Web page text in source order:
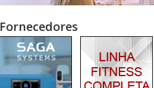
Fornecedores